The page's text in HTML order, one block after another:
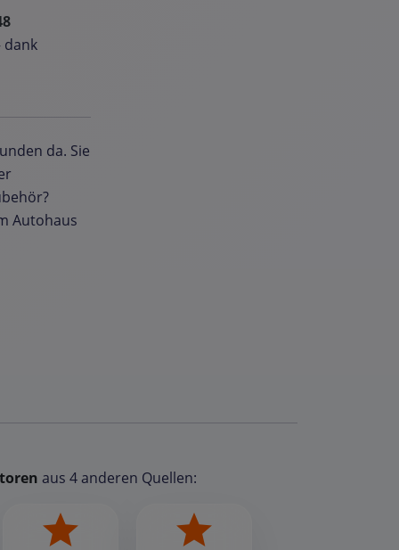
dank
da. Sie
Autohaus
aus 4 anderen Quellen: